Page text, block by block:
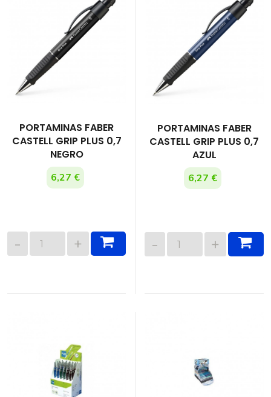
PORTAMINAS FABER
CASTELL GRIP PLUS 0,7
NEGRO
6,27 €
PORTAMINAS FABER
CASTELL GRIP PLUS 0,7
AZUL
6,27 €